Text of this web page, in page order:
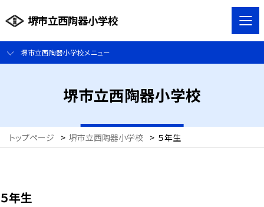
堺市立西陶器小学校
堺市立西陶器小学校メニュー
堺市立西陶器小学校
トップページ > 堺市立西陶器小学校 > ５年生
５年生